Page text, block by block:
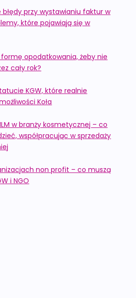
błędy przy wystawianiu faktur w
które pojawiają się w
opodatkowania, żeby nie
cały rok?
KGW, które realnie
Koła
w branży kosmetycznej – co
współpracując w sprzedaży
non profit – co muszą
i NGO